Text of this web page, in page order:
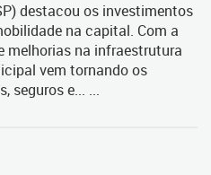
destacou os investimentos
na capital. Com a
melhorias na infraestrutura
vem tornando os
seguros e... ...